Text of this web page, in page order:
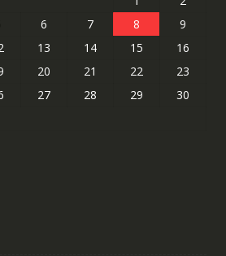
6 7 8
9
13 14 15
16
20 21 22
23
27 28 29
30